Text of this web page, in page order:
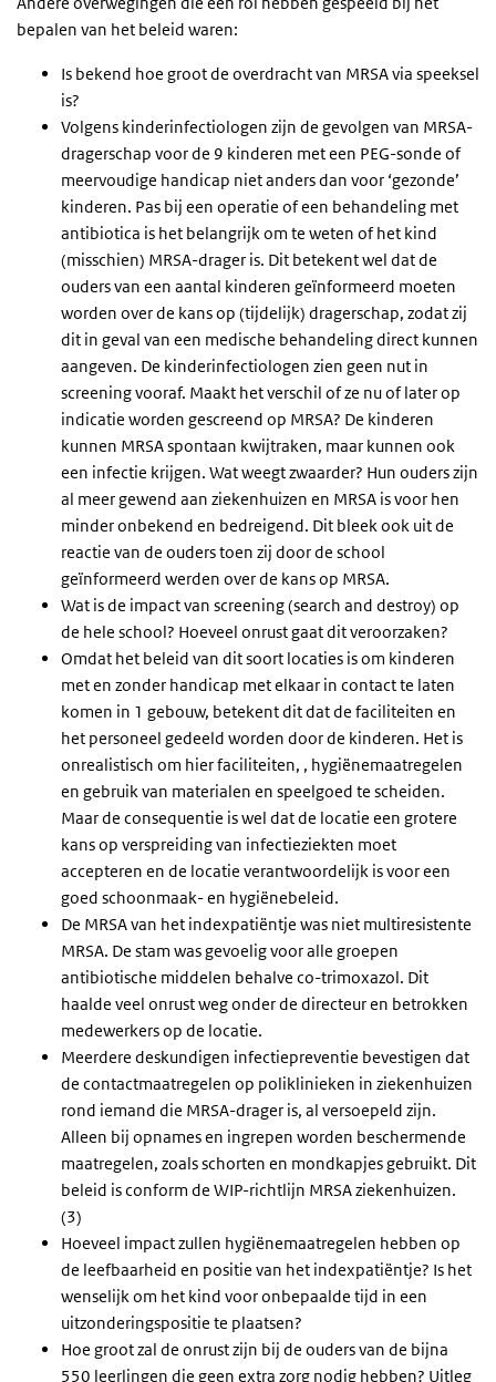
bepalen van het beleid waren:
Is bekend hoe groot de overdracht van MRSA via speeksel
is?
Volgens kinderinfectiologen zijn de gevolgen van MRSA-
dragerschap voor de 9 kinderen met een PEG-sonde of
meervoudige handicap niet anders dan voor ‘gezonde’
kinderen. Pas bij een operatie of een behandeling met
antibiotica is het belangrijk om te weten of het kind
(misschien) MRSA-drager is. Dit betekent wel dat de
ouders van een aantal kinderen geïnformeerd moeten
worden over de kans op (tijdelijk) dragerschap, zodat zij
dit in geval van een medische behandeling direct kunnen
aangeven. De kinderinfectiologen zien geen nut in
screening vooraf. Maakt het verschil of ze nu of later op
indicatie worden gescreend op MRSA? De kinderen
kunnen MRSA spontaan kwijtraken, maar kunnen ook
een infectie krijgen. Wat weegt zwaarder? Hun ouders zijn
al meer gewend aan ziekenhuizen en MRSA is voor hen
minder onbekend en bedreigend. Dit bleek ook uit de
reactie van de ouders toen zij door de school
geïnformeerd werden over de kans op MRSA.
Wat is de impact van screening (search and destroy) op
de hele school? Hoeveel onrust gaat dit veroorzaken?
Omdat het beleid van dit soort locaties is om kinderen
met en zonder handicap met elkaar in contact te laten
komen in 1 gebouw, betekent dit dat de faciliteiten en
het personeel gedeeld worden door de kinderen. Het is
onrealistisch om hier faciliteiten, , hygiënemaatregelen
en gebruik van materialen en speelgoed te scheiden.
Maar de consequentie is wel dat de locatie een grotere
kans op verspreiding van infectieziekten moet
accepteren en de locatie verantwoordelijk is voor een
goed schoonmaak- en hygiënebeleid.
De MRSA van het indexpatiëntje was niet multiresistente
MRSA. De stam was gevoelig voor alle groepen
antibiotische middelen behalve co-trimoxazol. Dit
haalde veel onrust weg onder de directeur en betrokken
medewerkers op de locatie.
Meerdere deskundigen infectiepreventie bevestigen dat
de contactmaatregelen op poliklinieken in ziekenhuizen
rond iemand die MRSA-drager is, al versoepeld zijn.
Alleen bij opnames en ingrepen worden beschermende
maatregelen, zoals schorten en mondkapjes gebruikt. Dit
beleid is conform de WIP-richtlijn MRSA ziekenhuizen.
(3)
Hoeveel impact zullen hygiënemaatregelen hebben op
de leefbaarheid en positie van het indexpatiëntje? Is het
wenselijk om het kind voor onbepaalde tijd in een
uitzonderingspositie te plaatsen?
Hoe groot zal de onrust zijn bij de ouders van de bijna
550 leerlingen die geen extra zorg nodig hebben? Uitleg